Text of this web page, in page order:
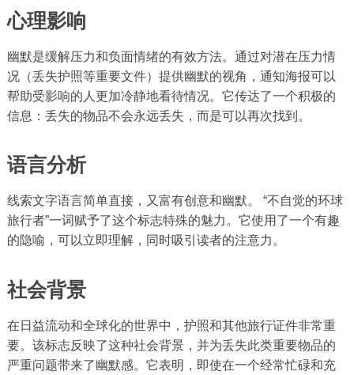
心理影响
幽默是缓解压力和负面情绪的有效方法。通过对潜在压力情
况（丢失护照等重要文件）提供幽默的视角，通知海报可以
帮助受影响的人更加冷静地看待情况。它传达了一个积极的
信息：丢失的物品不会永远丢失，而是可以再次找到。
语言分析
线索文字语言简单直接，又富有创意和幽默。 “不自觉的环球
旅行者”一词赋予了这个标志特殊的魅力。它使用了一个有趣
的隐喻，可以立即理解，同时吸引读者的注意力。
社会背景
在日益流动和全球化的世界中，护照和其他旅行证件非常重
要。该标志反映了这种社会背景，并为丢失此类重要物品的
严重问题带来了幽默感。它表明，即使在一个经常忙碌和充